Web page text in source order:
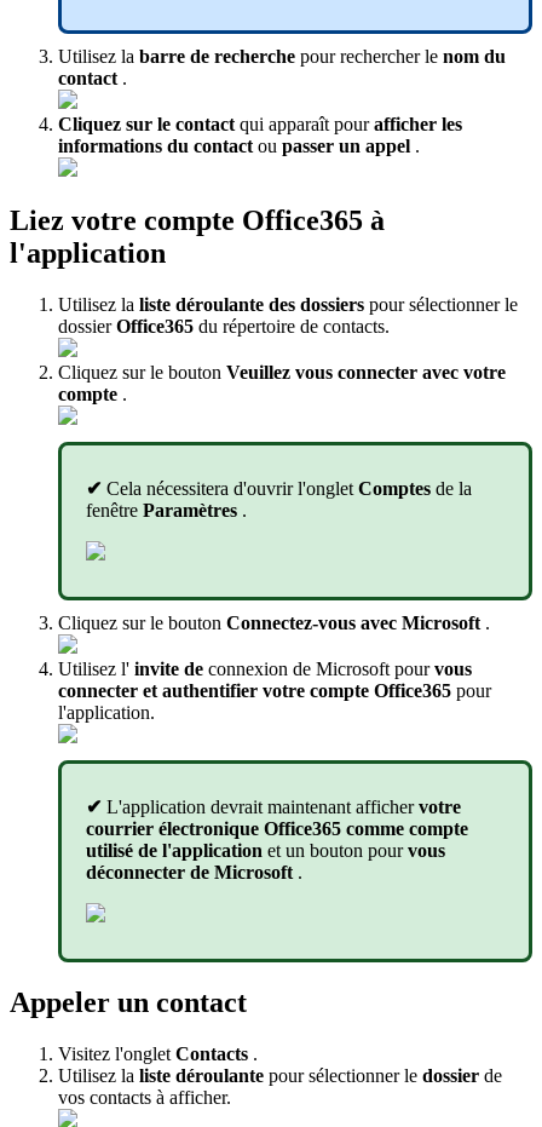
Utilisez la barre de recherche pour rechercher le nom du
contact .
Cliquez sur le contact qui apparaît pourafficher les
informations du contact ou passer un appel .
Liez votre compte Office365 à
l'application
Utilisez la liste déroulante des dossiers pour sélectionner le
dossierOffice365 du répertoire de contacts.
Cliquez sur le bouton Veuillez vous connecter avec votre
compte .
✔ Cela nécessitera d'ouvrir l'onglet Comptes de la
fenêtre Paramètres .
Cliquez sur le bouton Connectez-vous avec Microsoft .
Utilisez l' invite de connexion de Microsoft pourvous
connecter et authentifier votre compte Office365 pour
l'application.
✔ L'application devrait maintenant affichervotre
courrier électronique Office365 comme compte
utilisé de l'application et un bouton pourvous
déconnecter de Microsoft .
Appeler un contact
Visitez l'onglet Contacts .
Utilisez la liste déroulante pour sélectionner le dossier de
vos contacts à afficher.